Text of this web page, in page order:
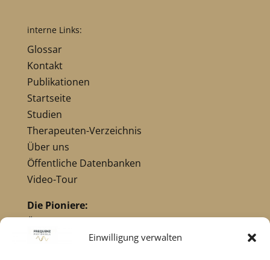
Einwilligung verwalten
interne Links:
Glossar
Kontakt
Publikationen
Startseite
Studien
Therapeuten-Verzeichnis
Über uns
Öffentliche Datenbanken
Video-Tour
Die Pioniere:
Übersicht Pioniere
Nikola Tesla